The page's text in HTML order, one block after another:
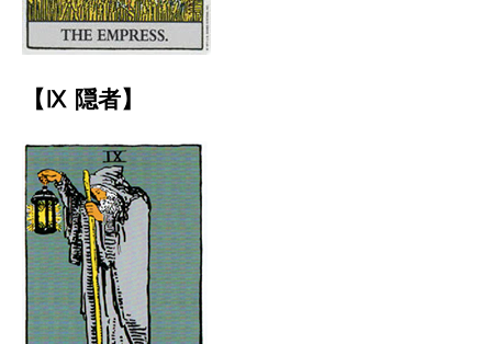
【Ⅸ 隠者】